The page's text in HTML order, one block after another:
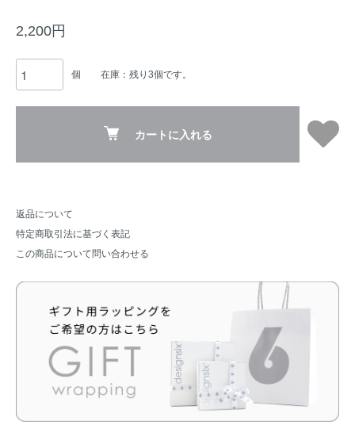
2,200円
個 在庫：残り3個です。
カートに入れる
返品について
特定商取引法に基づく表記
この商品について問い合わせる